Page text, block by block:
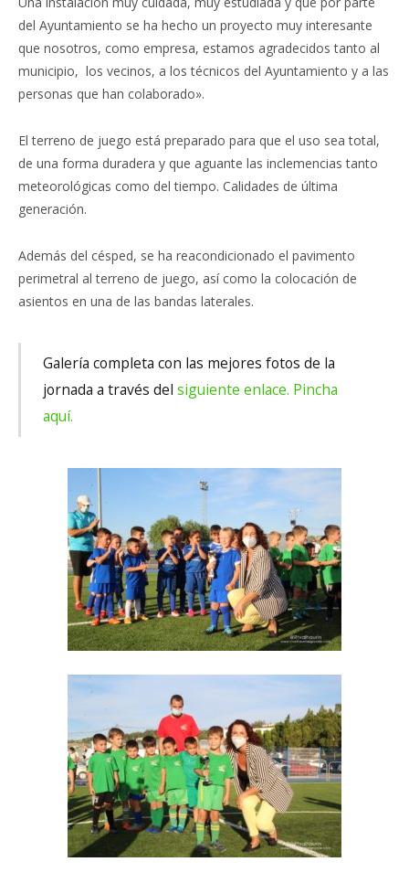
del Ayuntamiento se ha hecho un proyecto muy interesante
que nosotros, como empresa, estamos agradecidos tanto al
municipio, los vecinos, a los técnicos del Ayuntamiento y a las
personas que han colaborado».
El terreno de juego está preparado para que el uso sea total,
de una forma duradera y que aguante las inclemencias tanto
meteorológicas como del tiempo. Calidades de última
generación.
Además del césped, se ha reacondicionado el pavimento
perimetral al terreno de juego, así como la colocación de
asientos en una de las bandas laterales.
Galería completa con las mejores fotos de la
jornada a través del siguiente enlace. Pincha
aquí.